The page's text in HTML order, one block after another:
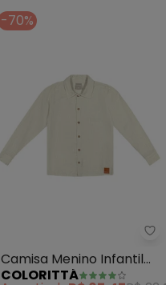
- Camisa Infantil
-70%
Camisa Menino Infantil
(Cinza)
COLORITTÁ